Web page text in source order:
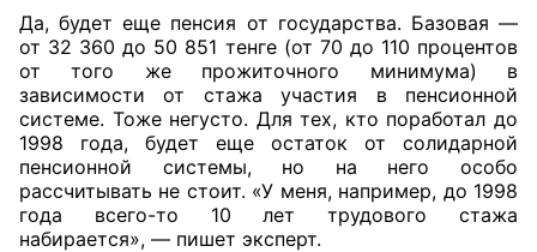
Да, будет еще пенсия от государства. Базовая —
от 32 360 до 50 851 тенге (от 70 до 110 процентов
от того же прожиточного минимума) в
зависимости от стажа участия в пенсионной
системе. Тоже негусто. Для тех, кто поработал до
1998 года, будет еще остаток от солидарной
пенсионной системы, но на него особо
рассчитывать не стоит. «У меня, например, до 1998
года всего-то 10 лет трудового стажа
набирается», — пишет эксперт.